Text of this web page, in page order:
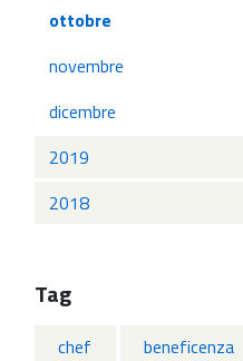
ottobre
novembre
dicembre
2019
2018
Tag
chef beneficenza